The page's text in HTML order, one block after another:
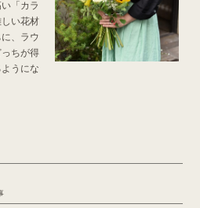
「カラ
い花材
、ラウ
ちが得
うにな